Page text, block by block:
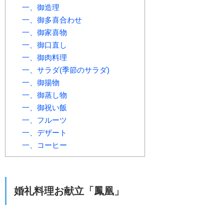
一、御造理
一、御多喜合わせ
一、御家喜物
一、御口直し
一、御肉料理
一、サラダ(季節のサラダ)
一、御揚物
一、御蒸し物
一、御祝い飯
一、フルーツ
一、デザート
一、コーヒー
婚礼料理お献立 「鳳凰」